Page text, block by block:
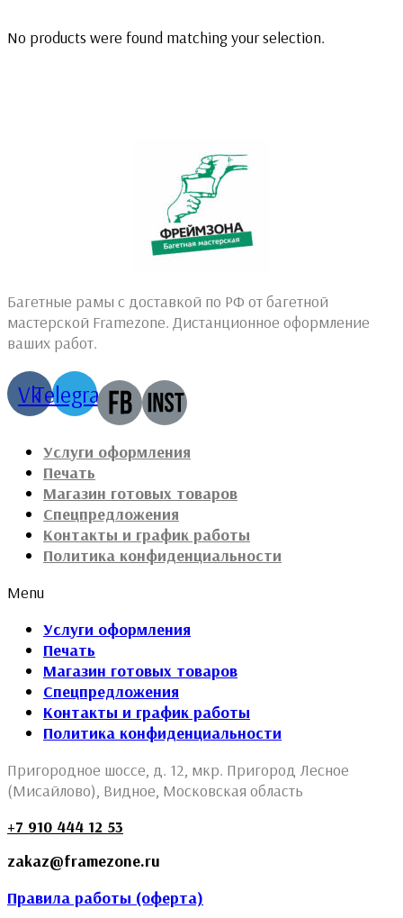
No products were found matching your selection.
Багетные рамы с доставкой по РФ от багетной
мастерской Framezone. Дистанционное оформление
ваших работ.
VkTelegram
Услуги оформления
Печать
Магазин готовых товаров
Спецпредложения
Контакты и график работы
Политика конфиденциальности
Menu
Услуги оформления
Печать
Магазин готовых товаров
Спецпредложения
Контакты и график работы
Политика конфиденциальности
Пригородное шоссе, д. 12, мкр. Пригород Лесное
(Мисайлово), Видное, Московская область
+7 910 444 12 53
zakaz@framezone.ru
Правила работы (оферта)